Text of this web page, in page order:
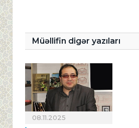
Müəllifin digər yazıları
08.11.2025